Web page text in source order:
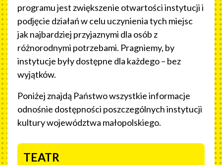
programu jest zwiększenie otwartości instytucji i
podjęcie działań w celu uczynienia tych miejsc
jak najbardziej przyjaznymi dla osób z
różnorodnymi potrzebami. Pragniemy, by
instytucje były dostępne dla każdego – bez
wyjątków.
Poniżej znajdą Państwo wszystkie informacje
odnośnie dostępności poszczególnych instytucji
kultury województwa małopolskiego.
NASZE INSTYTUCJE
TEATR